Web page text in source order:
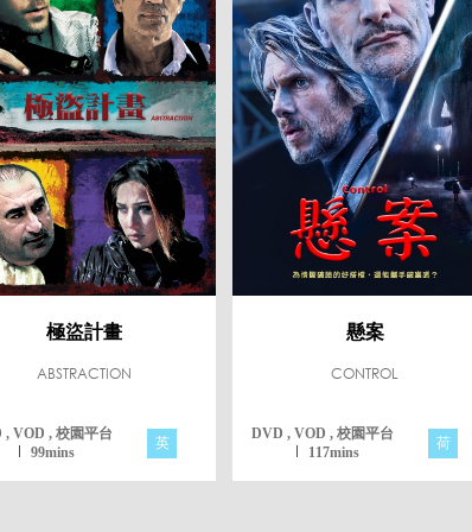
極盜計畫
ABSTRACTION
, VOD , 校園平台
99mins
英
懸案
CONTROL
DVD , VOD , 校園平台
117mins
荷